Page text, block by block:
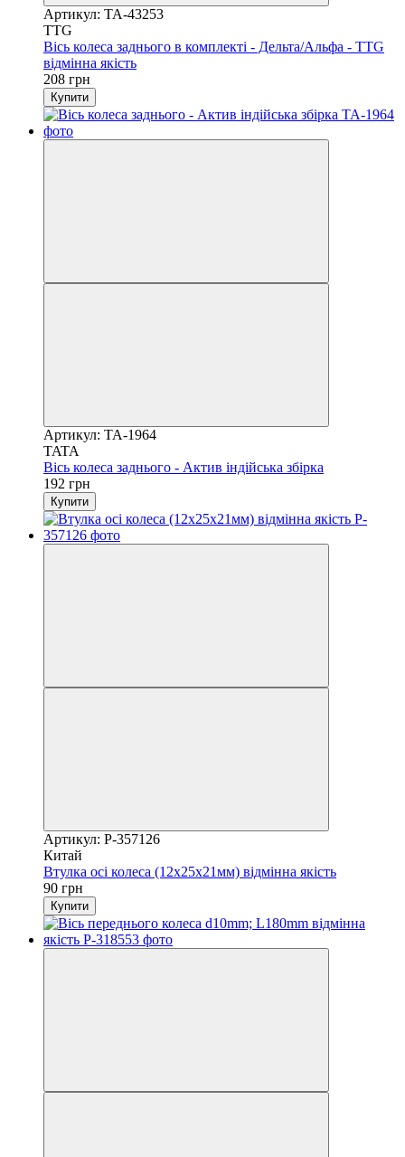
Артикул: TA-43253
TTG
Вісь колеса заднього в комплекті - Дельта/Альфа - TTG
відмінна якість
208 грн
Купити
Артикул: TA-1964
TATA
Вісь колеса заднього - Актив індійська збірка
192 грн
Купити
Артикул: P-357126
Китай
Втулка осі колеса (12x25x21мм) відмінна якість
90 грн
Купити